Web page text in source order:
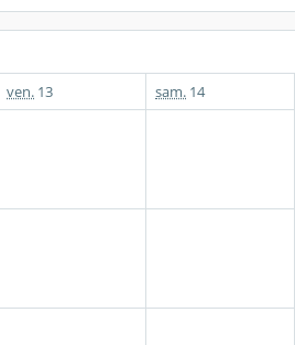
ven. 13 sam. 14